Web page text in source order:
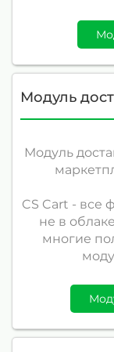
Модуль
Модуль
CS Cart - все
не в
многие